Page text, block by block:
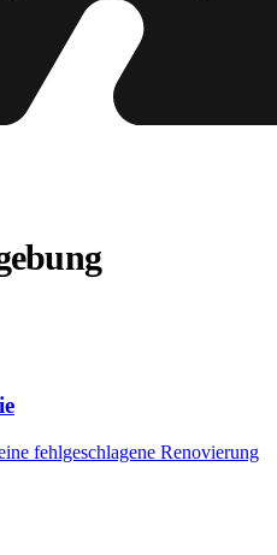
fehlgeschlagene Renovierung